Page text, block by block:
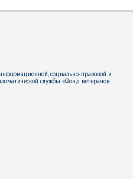
социально-правовой и
службы «Фонд ветеранов